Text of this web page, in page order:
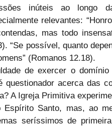
inúteis ao longo
relevantes:
mas todo
“Se possível, quanto
(Romanos 12.18).
de exercer o
questionador acerca das
A Igreja Primitiva
Espírito Santo, mas, ao
seríssimos de